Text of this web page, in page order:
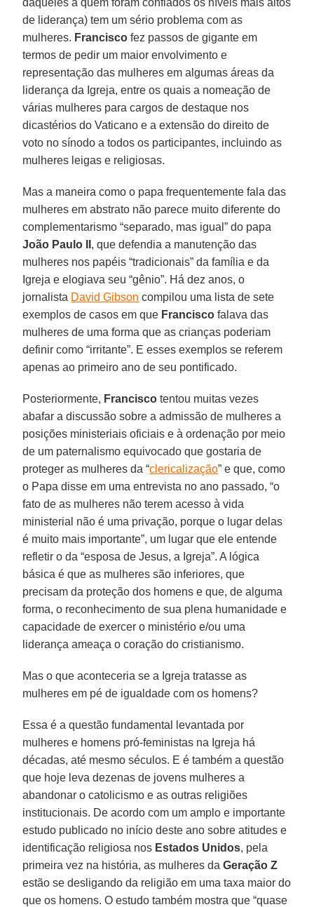
de liderança) tem um sério problema com as
mulheres. Francisco fez passos de gigante em
termos de pedir um maior envolvimento e
representação das mulheres em algumas áreas da
liderança da Igreja, entre os quais a nomeação de
várias mulheres para cargos de destaque nos
dicastérios do Vaticano e a extensão do direito de
voto no sínodo a todos os participantes, incluindo as
mulheres leigas e religiosas.
Mas a maneira como o papa frequentemente fala das
mulheres em abstrato não parece muito diferente do
complementarismo “separado, mas igual” do papa
João Paulo II , que defendia a manutenção das
mulheres nos papéis “tradicionais” da família e da
Igreja e elogiava seu “gênio”. Há dez anos, o
jornalista David Gibson compilou uma lista de sete
exemplos de casos em que Francisco falava das
mulheres de uma forma que as crianças poderiam
definir como “irritante”. E esses exemplos se referem
apenas ao primeiro ano de seu pontificado.
Posteriormente, Francisco tentou muitas vezes
abafar a discussão sobre a admissão de mulheres a
posições ministeriais oficiais e à ordenação por meio
de um paternalismo equivocado que gostaria de
proteger as mulheres da “clericalização” e que, como
o Papa disse em uma entrevista no ano passado, “o
fato de as mulheres não terem acesso à vida
ministerial não é uma privação, porque o lugar delas
é muito mais importante”, um lugar que ele entende
refletir o da “esposa de Jesus, a Igreja”. A lógica
básica é que as mulheres são inferiores, que
precisam da proteção dos homens e que, de alguma
forma, o reconhecimento de sua plena humanidade e
capacidade de exercer o ministério e/ou uma
liderança ameaça o coração do cristianismo.
Mas o que aconteceria se a Igreja tratasse as
mulheres em pé de igualdade com os homens?
Essa é a questão fundamental levantada por
mulheres e homens pró-feministas na Igreja há
décadas, até mesmo séculos. E é também a questão
que hoje leva dezenas de jovens mulheres a
abandonar o catolicismo e as outras religiões
institucionais. De acordo com um amplo e importante
estudo publicado no início deste ano sobre atitudes e
identificação religiosa nos Estados Unidos, pela
primeira vez na história, as mulheres daGeração Z
estão se desligando da religião em uma taxa maior do
que os homens. O estudo também mostra que “quase